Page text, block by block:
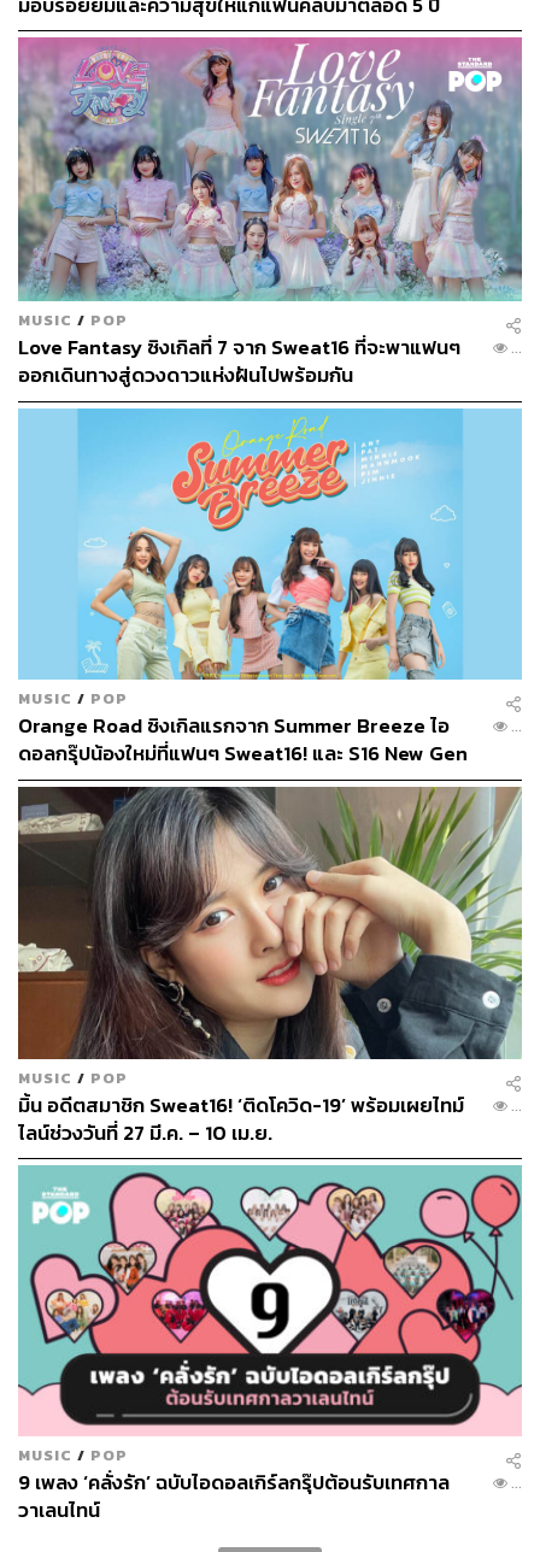
ของพวกเธอ
นี่คือสารคดีแรกของวง SWEAT16! ที่ดูแล้วจะรัก และอยาก
สนับสนุนให้เติบโตมากกว่านี้ มาทำความรู้จักกับน้องๆ วงนี้
มากขึ้นได้ใน SWEAT16! Documentary ユメノカケラ
YUME NO KAKERA “ชิ้นส่วนของความฝัน”
สามารถชมสารคดีได้ทาง LINE TV
ภาพ:LINE TV
พิสูจน์อักษร:
ลักษณ์นารา พักตร์เพียงจันทร์
อ้างอิง:
www.facebook.com/SweatSixteen
TAGS: Sweat16!
MUSIC / POP
Love Fantasy ซิงเกิลที่ 7 จาก Sweat16 ที่จะพาแฟนๆ
ออกเดินทางสู่ดวงดาวแห่งฝันไปพร้อมกัน
...
MUSIC / POP
Orange Road ซิงเกิลแรกจาก Summer Breeze ไอ
ดอลกรุ๊ปน้องใหม่ที่แฟนๆ Sweat16! และ S16 New Gen
Project คุ้นเคย
...
MUSIC / POP
มิ้น อดีตสมาชิก Sweat16! ‘ติดโควิด-19’ พร้อมเผยไทม์
ไลน์ช่วงวันที่ 27 มี.ค. – 10 เม.ย.
...
MUSIC / POP
9 เพลง ‘คลั่งรัก’ ฉบับไอดอลเกิร์ลกรุ๊ปต้อนรับเทศกาล
วาเลนไทน์
...